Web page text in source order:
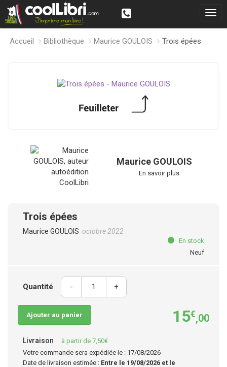
Accueil Bibliothèque Maurice GOULOIS Trois épées
Maurice GOULOIS
En savoir plus
Trois épées
Maurice GOULOIS octobre 2022
En stock
Neuf
Quantité - +
Ajouter au panier 15€,00
Livraison
à partir de 7,50€
Votre commande sera expédiée le : 17/08/2026
Date de livraison estimée : Entre le 19/08/2026 et le